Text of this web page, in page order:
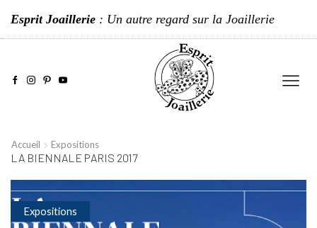
Esprit Joaillerie : Un autre regard sur la Joaillerie
Accueil Expositions
LA BIENNALE PARIS 2017
Expositions